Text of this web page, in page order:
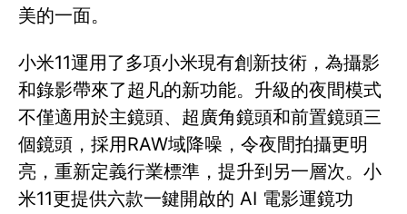
美的一面。
小米11運用了多項小米現有創新技術，為攝影
和錄影帶來了超凡的新功能。升級的夜間模式
不僅適用於主鏡頭、超廣角鏡頭和前置鏡頭三
個鏡頭，採用RAW域降噪，令夜間拍攝更明
亮，重新定義行業標準，提升到另一層次。小
米11更提供六款一鍵開啟的 AI 電影運鏡功